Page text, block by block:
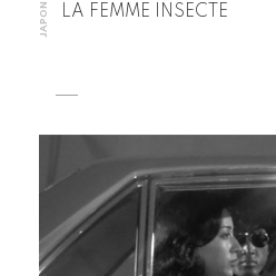
JAPON LA FEMME INSECTE